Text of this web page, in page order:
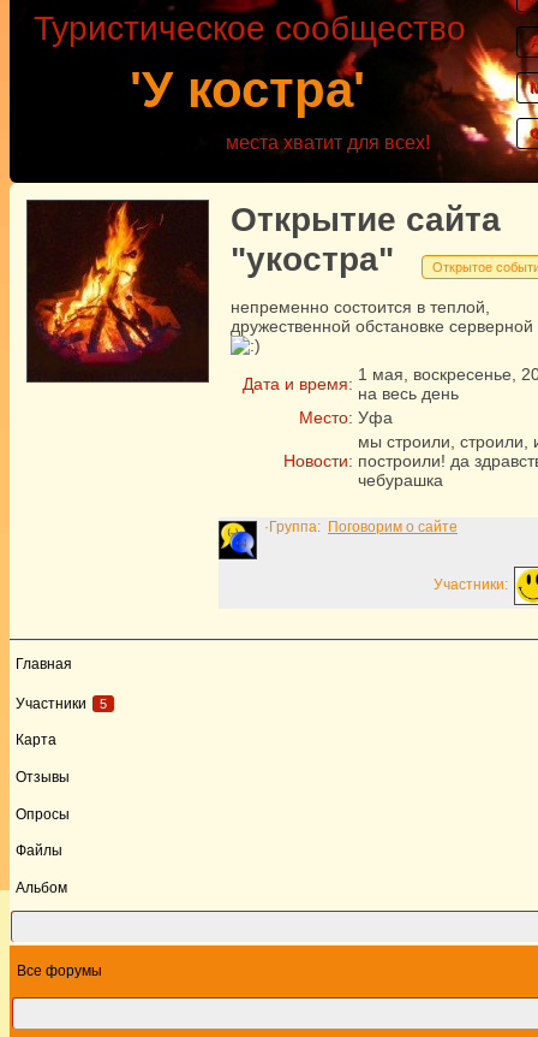
'У костра'
Туристическое сообщество
места хватит для всех!
Открытие сайта
"укостра"
Открытое
непременно состоится в теплой,
дружественной обстановке серверной
Дата и время: 1 мая воскресенье
на весь день
Место: Уфа
Новости:
мы строили, строили,
построили! да
чебурашка
·Группа: Поговорим о сайте
Участники:
Главная
Участники 5
Карта
Отзывы
Опросы
Файлы
Альбом
Все форумы